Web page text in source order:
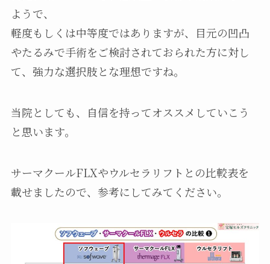
ようで、
軽度もしくは中等度ではありますが、目元の凹凸
やたるみで手術をご検討されておられた方に対し
て、強力な選択肢とな理想ですね。
当院としても、自信を持ってオススメしていこう
と思います。
サーマクールFLXやウルセラリフトとの比較表を
載せましたので、参考にしてみてください。